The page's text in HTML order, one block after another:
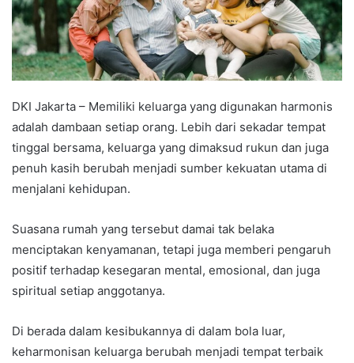
DKI Jakarta – Memiliki keluarga yang digunakan harmonis
adalah dambaan setiap orang. Lebih dari sekadar tempat
tinggal bersama, keluarga yang dimaksud rukun dan juga
penuh kasih berubah menjadi sumber kekuatan utama di
menjalani kehidupan.
Suasana rumah yang tersebut damai tak belaka
menciptakan kenyamanan, tetapi juga memberi pengaruh
positif terhadap kesegaran mental, emosional, dan juga
spiritual setiap anggotanya.
Di berada dalam kesibukannya di dalam bola luar,
keharmonisan keluarga berubah menjadi tempat terbaik